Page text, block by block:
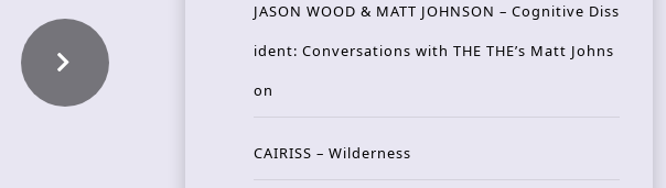
JASON WOOD & MATT JOHNSON – Cognitive Diss
ident: Conversations with THE THE’s Matt Johns
on
CAIRISS – Wilderness